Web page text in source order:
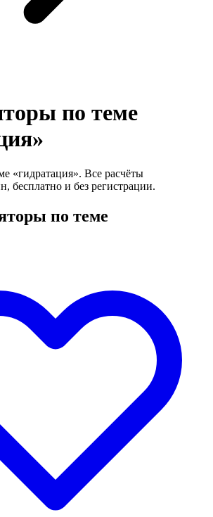
по теме
«гидратация». Все расчёты
бесплатно и без регистрации.
по теме